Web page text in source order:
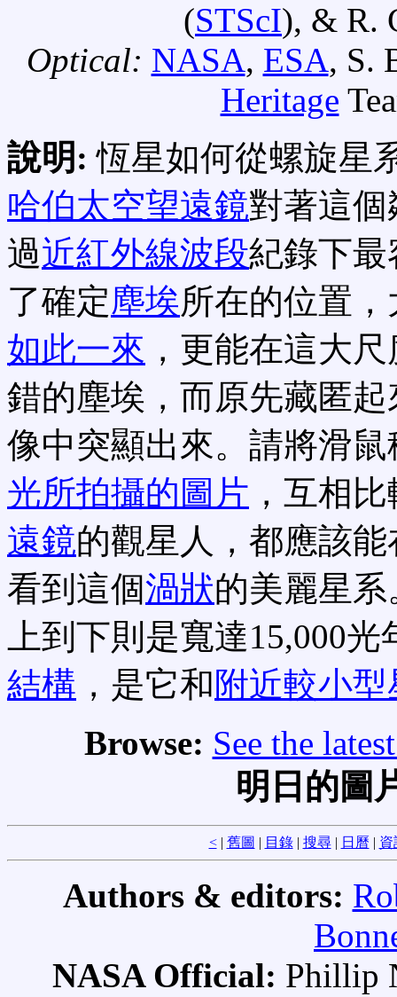
(STScI), & R.
Optical: NASA, ESA, S.
Heritage
說明:恆星如何從螺旋星
哈伯太空望遠鏡對著這個
過近紅外線波段紀錄下
了確定塵埃所在的位置
如此一來 ，更能在這大
錯的塵埃，而原先藏匿起
像中突顯出來。請將滑
光所拍攝的圖片 ，互相
遠鏡的觀星人，都應該
看到這個渦狀的美麗星
上到下則是寬達15,000
結構 ，是它和附近較小型
Browse: See the
明日的圖
<| 舊圖 | 目錄| 搜尋| 日曆 | 資
Authors & editors:
NASA Official: Phillip